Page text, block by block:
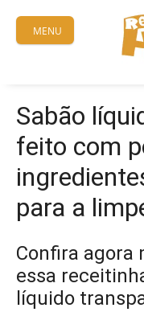
content
MENU
Sabão
feito com
para a
Confira agora
essa
líquido